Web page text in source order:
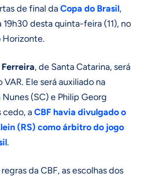
de final daCopa do Brasil,
19h30 desta quinta-feira (11), no
Horizonte.
Ferreira, de Santa Catarina, será
Ele será auxiliado na
(SC) e Philip Georg
cedo, aCBF havia divulgado o
(RS) como árbitro do jogo
.
da CBF, as escolhas dos